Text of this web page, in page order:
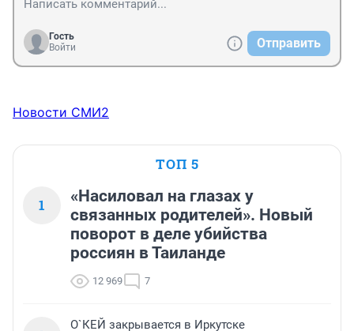
Гость
Войти
Отправить
Новости СМИ2
ТОП 5
1
«Насиловал на глазах у
связанных родителей». Новый
поворот в деле убийства
россиян в Таиланде
12 969 7
О`КЕЙ закрывается в Иркутске